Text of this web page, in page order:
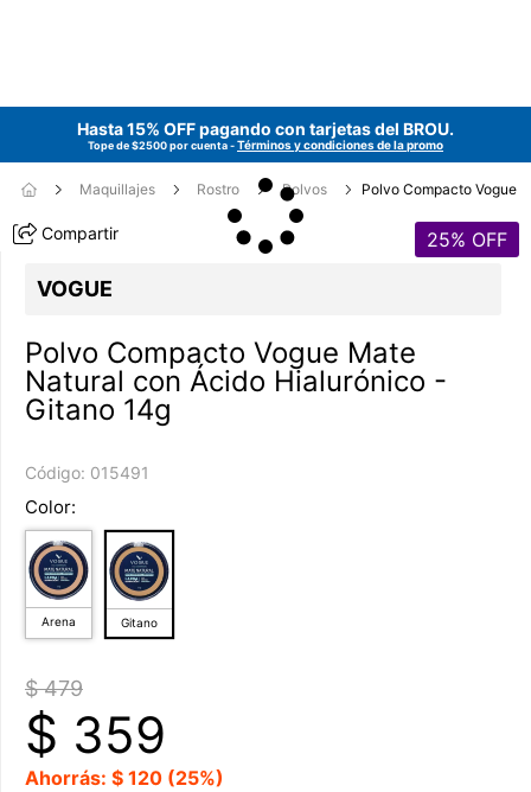
Hasta 15% OFF pagando con tarjetas del BROU.
Tope de $2500 por cuenta -Términos y condiciones de la promo
Maquillajes Rostro Polvos Polvo Compacto Vogue
Compartir 25% OFF
VOGUE
Polvo Compacto Vogue Mate
Natural con Ácido Hialurónico -
Gitano 14g
Código: 015491
Color:
Arena Gitano
$ 479
$ 359
Ahorrás: $ 120 (25%)